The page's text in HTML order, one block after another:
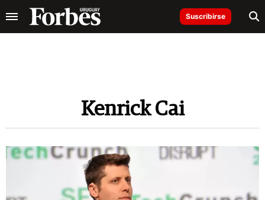
Suscribirse
Kenrick Cai